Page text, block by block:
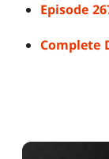
Episode
Complete